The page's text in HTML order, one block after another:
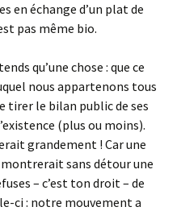
en échange d’un plat de
pas même bio.
qu’une chose : que ce
nous appartenons tous
tirer le bilan public de ses
(plus ou moins).
grandement ! Car une
sans détour une
– c’est ton droit – de
ci : notre mouvement a